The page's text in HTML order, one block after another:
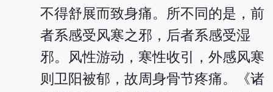
不得舒展而致身痛。所不同的是，前
者系感受风寒之邪，后者系感受湿
邪。风性游动，寒性收引，外感风寒
则卫阳被郁，故周身骨节疼痛。《诸